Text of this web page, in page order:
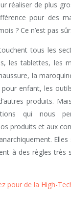
réaliser de plus
pour des
? Ce n’est pas sûr.
tous les
les tablettes, les
la
enfant, les
produits.
qui nous
produits et aux
à des règles très
pour de la High-